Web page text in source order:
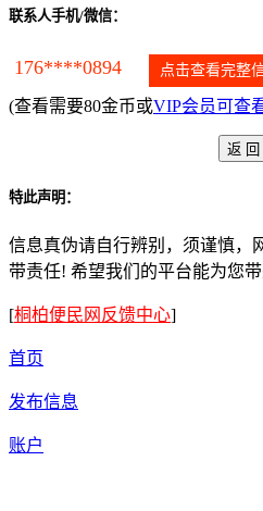
联系人手机/微信：
176****0894 点击查看完整
(查看需要80金币或VIP会员可查
特此声明：
信息真伪请自行辨别，须谨慎，
带责任! 希望我们的平台能为您带
[桐柏便民网反馈中心]
首页
发布信息
账户